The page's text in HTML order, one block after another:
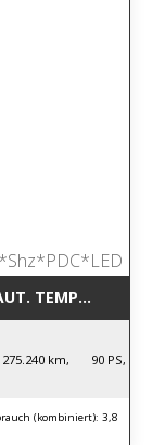
275.240 km, 90 PS,
(kombiniert): 3,8